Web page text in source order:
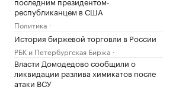
республиканцем в США
Политика
История биржевой торговли в России
РБК и Петербургская Биржа
Власти Домодедово сообщили о
ликвидации разлива химикатов после
атаки ВСУ